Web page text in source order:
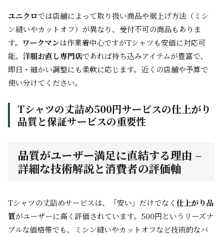
ユニクロでは店舗によって取り扱い商品や裾上げ方法（ミシ
ン縫いやカットオフ）が異なり、受付不可の商品もありま
す。 ワークマンは作業着中心ですがTシャツも安価に対応可
能。 洋服お直し専門店であれば持ち込みアイテムが豊富で、
即日・細かい調整にも柔軟に応じます。近くの店舗や予算で
使い分けてください。
Tシャツの丈詰め500円サービスの仕上がり
品質と保証サービスの重要性
品質がユーザー満足に直結する理由 –
詳細な技術解説と消費者の評価軸
Tシャツの丈詰めサービスは、「安い」だけでなく 仕上がり品
質がユーザーに高く評価されています。500円というリーズナ
ブルな価格帯でも、ミシン縫いやカットオフなど技術的なバ